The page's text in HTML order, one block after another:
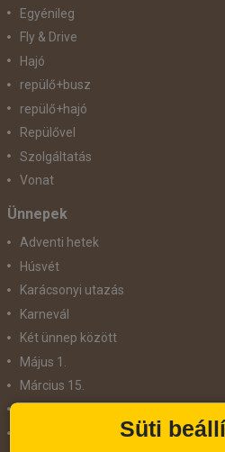
Egyénileg
Fly & Drive
Hajó
repülő+busz
repülő+hajó
Repülővel
Szolgáltatás
Vonat
Ünnepek
Adventi hetek
Húsvét
Karácsonyi utazás
Karnevál
Két ünnep között
Május 1.
Március 15.
Süti